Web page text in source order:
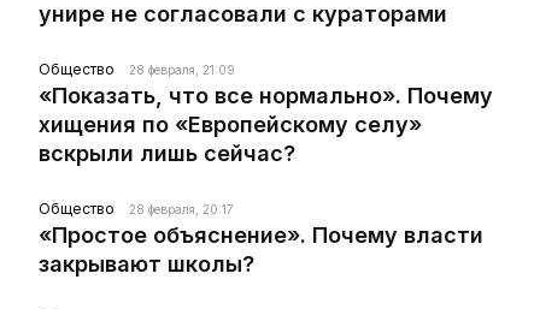
унире не согласовали с кураторами
Общество 28 февраля, 21:09
«Показать, что все нормально». Почему
хищения по «Европейскому селу»
вскрыли лишь сейчас?
Общество 28 февраля, 20:17
«Простое объяснение». Почему власти
закрывают школы?